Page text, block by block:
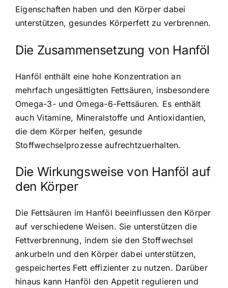
Eigenschaften haben und den Körper dabei
unterstützen, gesundes Körperfett zu verbrennen.
Die Zusammensetzung von Hanföl
Hanföl enthält eine hohe Konzentration an
mehrfach ungesättigten Fettsäuren, insbesondere
Omega-3- und Omega-6-Fettsäuren. Es enthält
auch Vitamine, Mineralstoffe und Antioxidantien,
die dem Körper helfen, gesunde
Stoffwechselprozesse aufrechtzuerhalten.
Die Wirkungsweise von Hanföl auf
den Körper
Die Fettsäuren im Hanföl beeinflussen den Körper
auf verschiedene Weisen. Sie unterstützen die
Fettverbrennung, indem sie den Stoffwechsel
ankurbeln und den Körper dabei unterstützen,
gespeichertes Fett effizienter zu nutzen. Darüber
hinaus kann Hanföl den Appetit regulieren und